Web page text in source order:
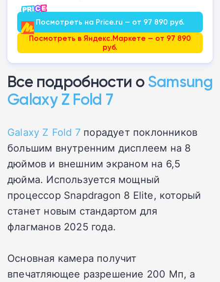
Посмотреть на Price.ru — от 97 890 руб.
Посмотреть в Яндекс.Маркете — от 97 890
руб.
Все подробности о Samsung
Galaxy Z Fold 7
Galaxy Z Fold 7 порадует поклонников
большим внутренним дисплеем на 8
дюймов и внешним экраном на 6,5
дюйма. Используется мощный
процессор Snapdragon 8 Elite, который
станет новым стандартом для
флагманов 2025 года.
Основная камера получит
впечатляющее разрешение 200 Мп, а